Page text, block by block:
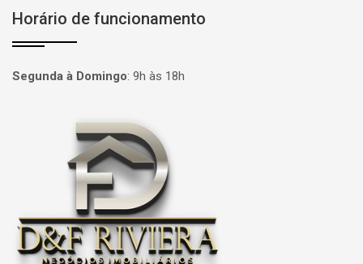
Horário de funcionamento
Segunda à Domingo: 9h às 18h
Página inicial